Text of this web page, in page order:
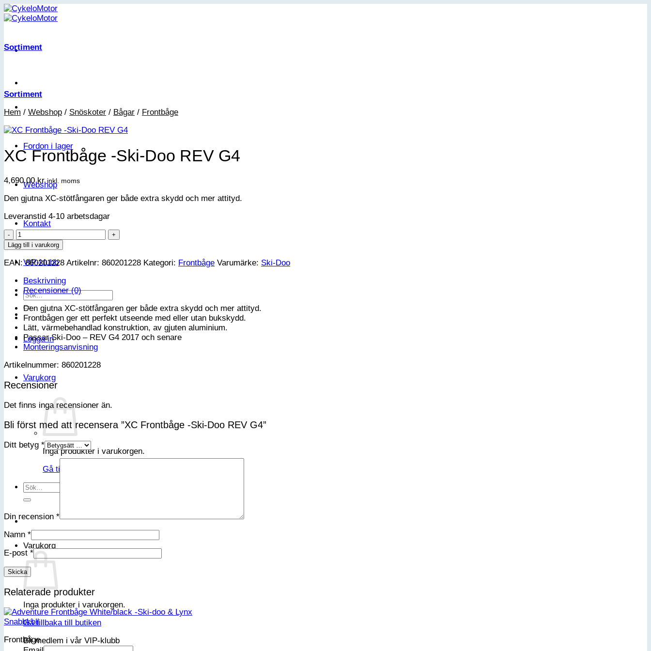
Skip
to
Fordon i lager
Webshop
Kontakt
VIP-klubb
Sök
efter:
Logga in
Varukorg
Inga produkter i varukorgen.
Gå tillbaka till butiken
Sök
Varukorg
Inga produkter i varukorgen.
Gå tillbaka till butiken
Bli medlem i vår VIP-klubb
Sortiment
Sortiment
Hem / Webshop / Snöskoter / Bågar / Frontbåge
XC Frontbåge -Ski-Doo REV G4
4,690.00kr inkl. moms
Den gjutna XC-stötfångaren ger både extra skydd och mer attityd.
Leveranstid 4-10 arbetsdagar
XC
Frontbåge
Ski-
REV
G4
mängd
Lägg till i varukorg
EAN:860201228 Artikelnr: 860201228 Kategori: Frontbåge Varumärke: Ski-Doo
Beskrivning
Recensioner (0)
Den gjutna XC-stötfångaren ger både extra skydd och mer attityd.
Frontbågen ger ett perfekt utseende med eller utan bukskydd.
Lätt, värmebehandlad konstruktion, av gjuten aluminium.
Passar Ski-Doo – REV G4 2017 och senare
Monteringsanvisning
Artikelnummer: 860201228
Recensioner
Det finns inga recensioner än.
Bli först med att recensera ”XC Frontbåge -Ski-Doo REV G4”
Ditt betyg *
Din recension *
Namn *
E-post *
Relaterade produkter
Snabbkoll
Frontbåge